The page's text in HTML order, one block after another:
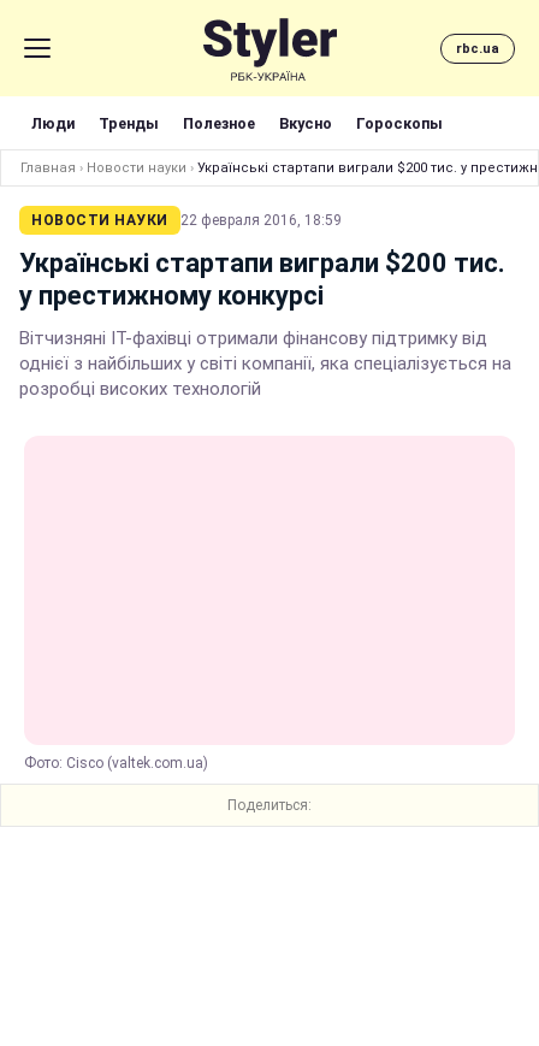
rbc.ua
Люди Тренды Полезное Вкусно Гороскопы
Главная › Новости науки › Українські стартапи виграли $200 тис. у
НОВОСТИ НАУКИ 22 февраля 2016, 18:59
Українські стартапи виграли $200 тис.
у престижному конкурсі
Вітчизняні IT-фахівці отримали фінансову підтримку від
однієї з найбільших у світі компанії, яка спеціалізується на
розробці високих технологій
Фото: Cisco (valtek.com.ua)
Поделиться: